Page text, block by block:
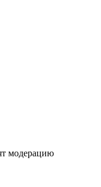
модерацию